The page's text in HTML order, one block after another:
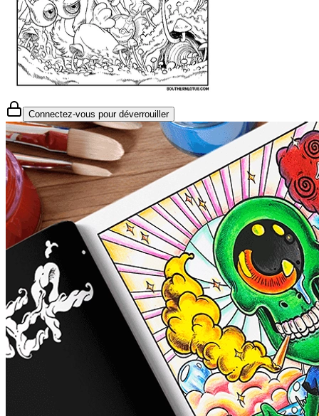
Connectez-vous pour déverrouiller